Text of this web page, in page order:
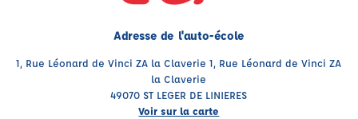
Adresse de l'auto-école
1, Rue Léonard de Vinci ZA la Claverie 1, Rue Léonard de Vinci ZA
la Claverie
49070 ST LEGER DE LINIERES
Voir sur la carte